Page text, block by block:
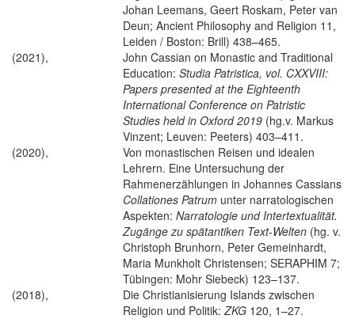
Johan Leemans, Geert Roskam, Peter van
Deun; Ancient Philosophy and Religion 11,
Leiden / Boston: Brill) 438–465.
(2021),
John Cassian on Monastic and Traditional
Education: Studia Patristica, vol. CXXVIII:
Papers presented at the Eighteenth
International Conference on Patristic
Studies held in Oxford 2019 (hg.v. Markus
Vinzent; Leuven: Peeters) 403–411.
(2020),
Von monastischen Reisen und idealen
Lehrern. Eine Untersuchung der
Rahmenerzählungen in Johannes Cassians
Collationes Patrum unter narratologischen
Aspekten: Narratologie und Intertextualität.
Zugänge zu spätantiken Text-Welten (hg. v.
Christoph Brunhorn, Peter Gemeinhardt,
Maria Munkholt Christensen; SERAPHIM 7;
Tübingen: Mohr Siebeck) 123–137.
(2018),
Die Christianisierung Islands zwischen
Religion und Politik: ZKG 120, 1–27.